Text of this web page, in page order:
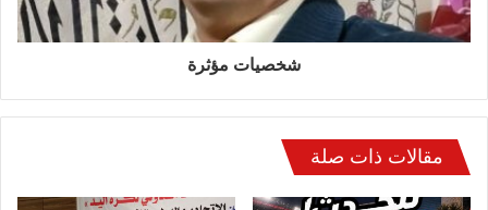
شخصيات مؤثرة
مقالات ذات صلة